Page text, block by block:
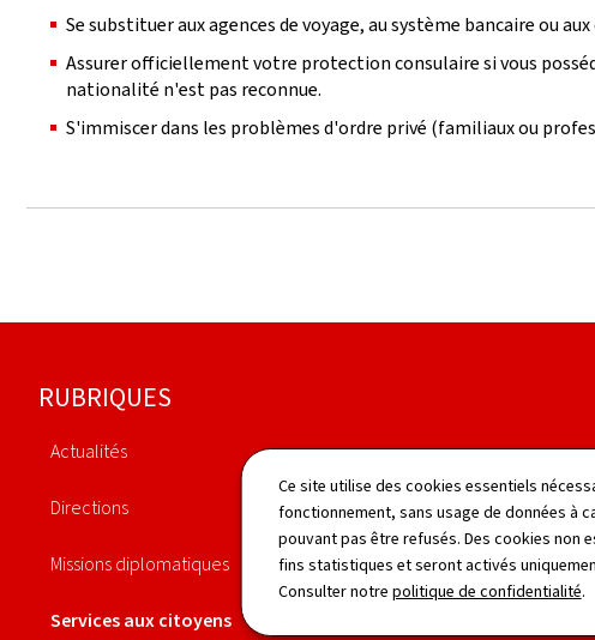
Ce site utilise des cookies essentiels
fonctionnement, sans usage de données à
pouvant pas être refusés. Des cookies non
fins statistiques et seront activés
Consulter notre politique de confidentialité.
Se substituer aux agences de voyage, au système bancaire ou
Assurer officiellement votre protection consulaire si vous
nationalité n'est pas reconnue.
S'immiscer dans les problèmes d'ordre privé (familiaux ou
Pied
de
RUBRIQUES
Actualités
Directions
Missions diplomatiques
Services aux citoyens
Publications
Démarches